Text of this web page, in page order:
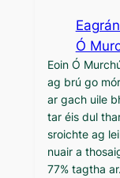
Ó
Eoin Ó
ag brú go
ar gach uile
tar éis dul
sroichte ag
nuair a
77% tagtha